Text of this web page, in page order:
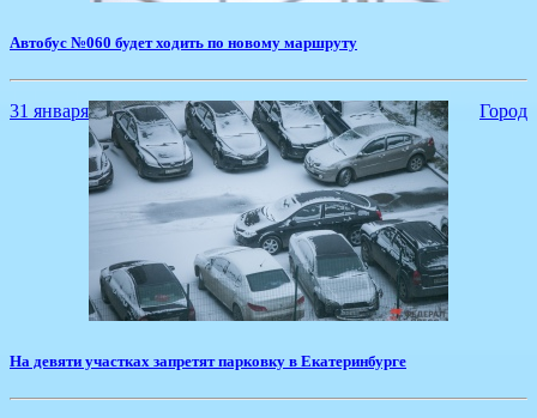
Автобус №060 будет ходить по новому маршруту
31 января Город
На девяти участках запретят парковку в Екатеринбурге